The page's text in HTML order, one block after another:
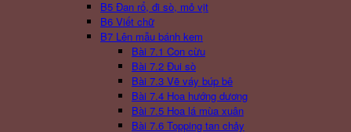
B5 Đan rổ, đi sò, mỏ vịt
B6 Viết chữ
B7 Lên mẫu bánh kem
Bài 7.1 Con cừu
Bài 7.2 Đui sò
Bài 7.3 Vẽ váy búp bê
Bài 7.4 Hoa hướng dương
Bài 7.5 Hoa lá mùa xuân
Bài 7.6 Topping tan chảy